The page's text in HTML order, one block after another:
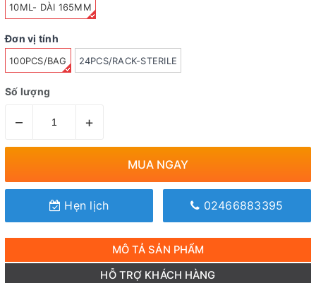
10ML- DÀI 165MM
Đơn vị tính
100PCS/BAG 24PCS/RACK-STERILE
Số lượng
– +
MUA NGAY
Hẹn lịch 02466883395
MÔ TẢ SẢN PHẨM
HỖ TRỢ KHÁCH HÀNG